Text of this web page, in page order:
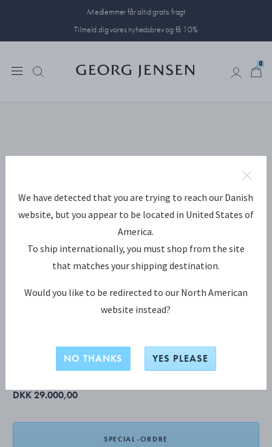
Medlemmer får altid gratis fragt
Tilmeld dig vores nyhedsbrev og få 10%
0
THE ARTISANS SERIES KOLLEKTION
DKK 29.000,00
SPECIAL-ORDRE
We have detected that you are trying to reach our Danish
website, but you appear to be located in United States of
America.
To ship internationally, you must shop from the site
that matches your shipping destination.
Would you like to be redirected to our North American
website instead?
NO THANKS YES PLEASE